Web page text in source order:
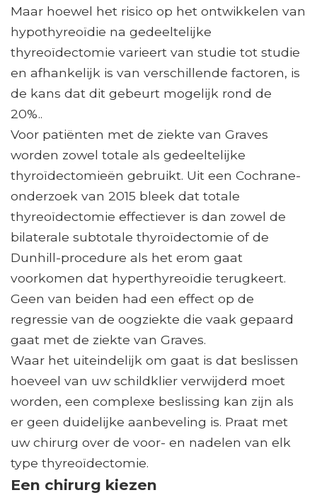
Maar hoewel het risico op het ontwikkelen van
hypothyreoïdie na gedeeltelijke
thyreoïdectomie varieert van studie tot studie
en afhankelijk is van verschillende factoren, is
de kans dat dit gebeurt mogelijk rond de
20%..
Voor patiënten met de ziekte van Graves
worden zowel totale als gedeeltelijke
thyroïdectomieën gebruikt. Uit een Cochrane-
onderzoek van 2015 bleek dat totale
thyreoïdectomie effectiever is dan zowel de
bilaterale subtotale thyroïdectomie of de
Dunhill-procedure als het erom gaat
voorkomen dat hyperthyreoïdie terugkeert.
Geen van beiden had een effect op de
regressie van de oogziekte die vaak gepaard
gaat met de ziekte van Graves.
Waar het uiteindelijk om gaat is dat beslissen
hoeveel van uw schildklier verwijderd moet
worden, een complexe beslissing kan zijn als
er geen duidelijke aanbeveling is. Praat met
uw chirurg over de voor- en nadelen van elk
type thyreoïdectomie.
Een chirurg kiezen